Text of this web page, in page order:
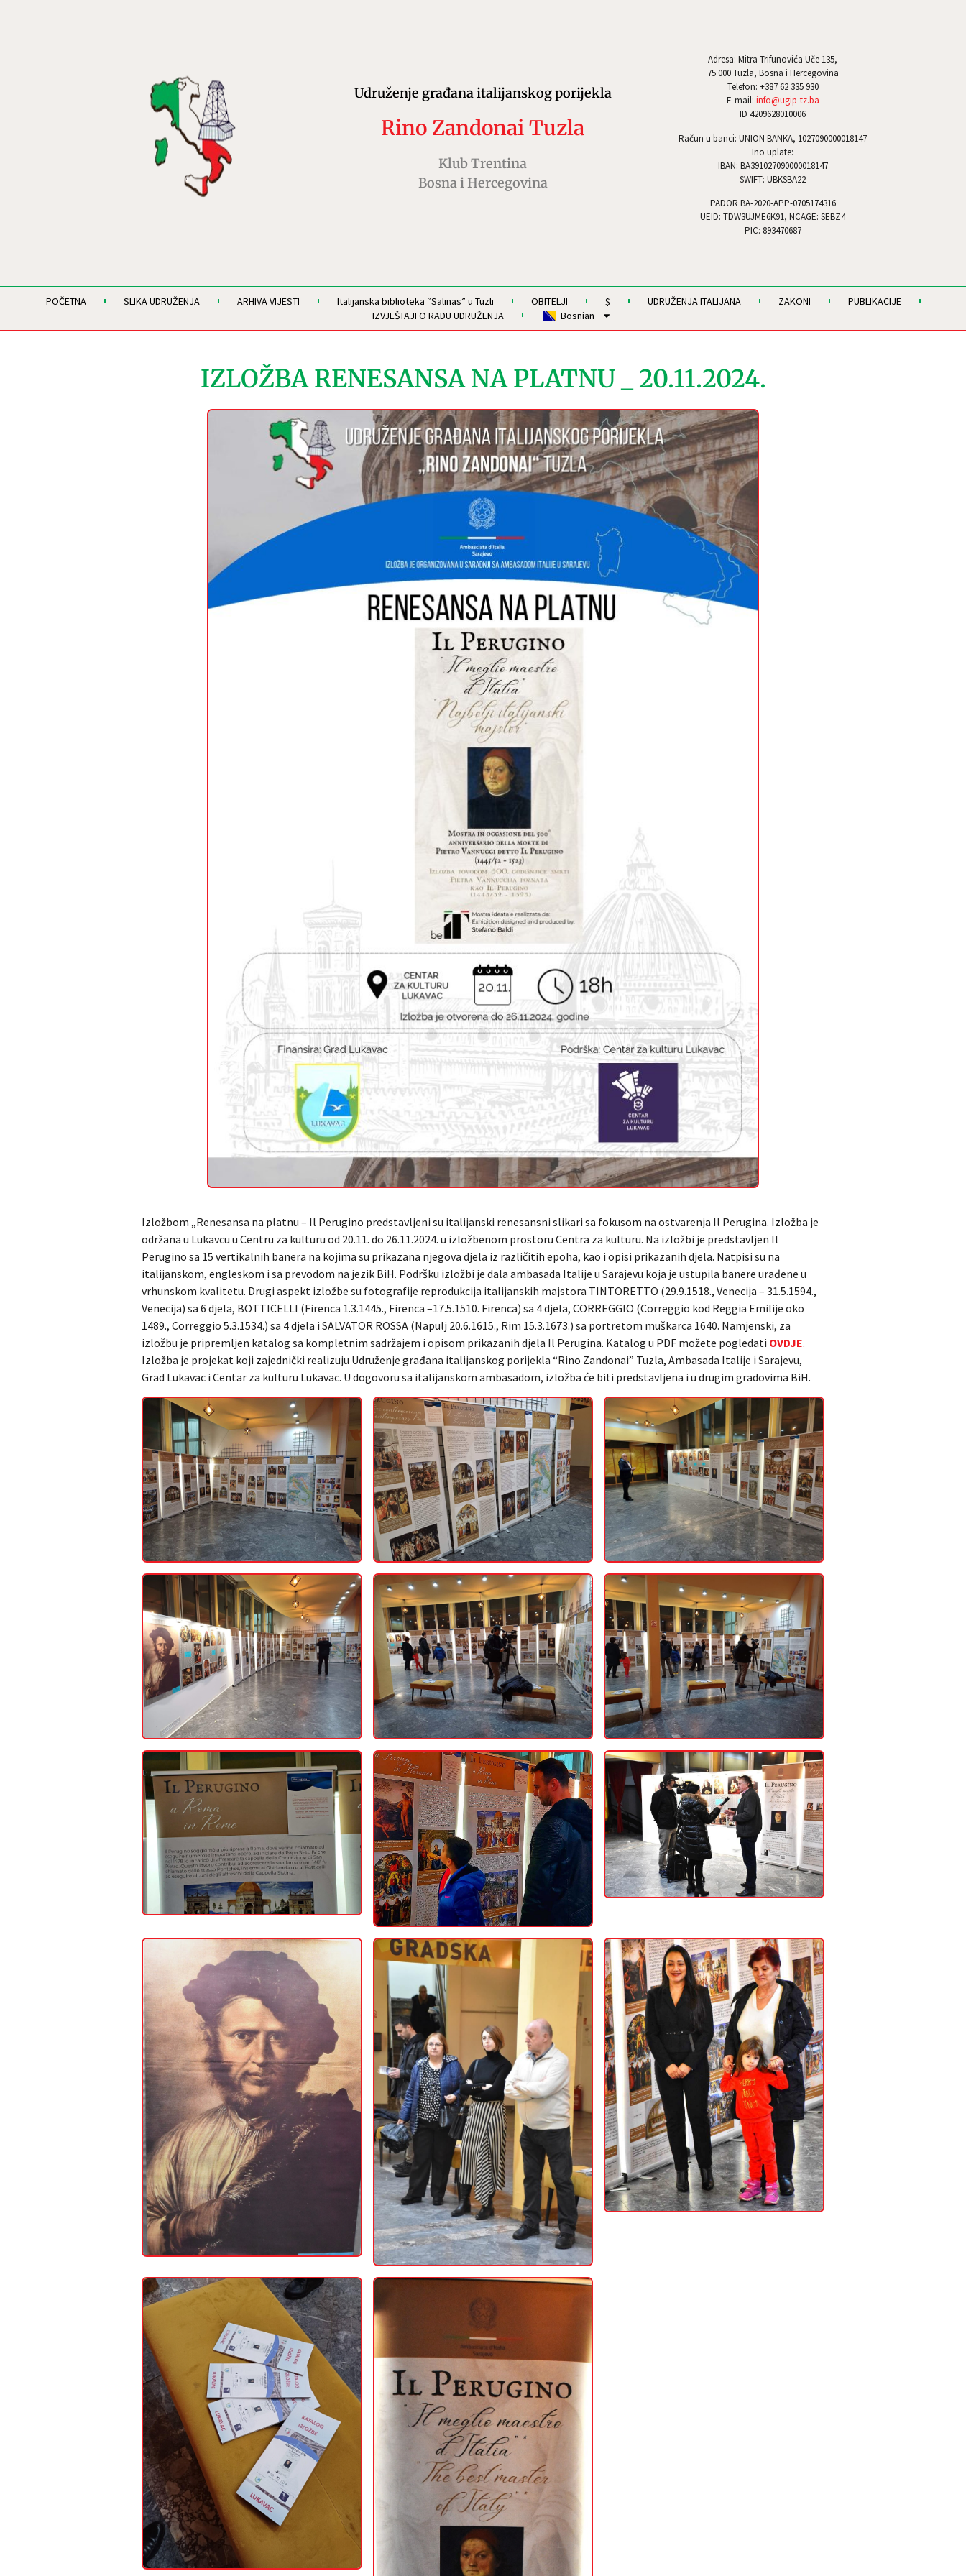
Udruženje građana italijanskog porijekla
Rino Zandonai Tuzla
Klub Trentina
Bosna i Hercegovina
Adresa: Mitra Trifunovića Uče 135,
75 000 Tuzla, Bosna i Hercegovina
Telefon: +387 62 335 930
E-mail: info@ugip-tz.ba
ID 4209628010006
Račun u banci: UNION BANKA, 1027090000018147
Ino uplate:
IBAN: BA391027090000018147
SWIFT: UBKSBA22
PADOR BA-2020-APP-0705174316
UEID: TDW3UJME6K91, NCAGE: SEBZ4
PIC: 893470687
POČETNA SLIKA UDRUŽENJA ARHIVA VIJESTI Italijanska biblioteka “Salinas” u Tuzli OBITELJI $ UDRUŽENJA ITALIJANA ZAKONI
PUBLIKACIJE
IZVJEŠTAJI O RADU UDRUŽENJA
Bosnian
IZLOŽBA RENESANSA NA PLATNU _ 20.11.2024.
Izložbom „Renesansa na platnu – Il Perugino predstavljeni su italijanski renesansni slikari sa fokusom na ostvarenja Il Perugina. Izložba je
održana u Lukavcu u Centru za kulturu od 20.11. do 26.11.2024. u izložbenom prostoru Centra za kulturu. Na izložbi je predstavljen Il
Perugino sa 15 vertikalnih banera na kojima su prikazana njegova djela iz različitih epoha, kao i opisi prikazanih djela. Natpisi su na
italijanskom, engleskom i sa prevodom na jezik BiH. Podršku izložbi je dala ambasada Italije u Sarajevu koja je ustupila banere urađene u
vrhunskom kvalitetu. Drugi aspekt izložbe su fotografije reprodukcija italijanskih majstora TINTORETTO (29.9.1518., Venecija – 31.5.1594.,
Venecija) sa 6 djela, BOTTICELLI (Firenca 1.3.1445., Firenca –17.5.1510. Firenca) sa 4 djela, CORREGGIO (Correggio kod Reggia Emilije oko
1489., Correggio 5.3.1534.) sa 4 djela i SALVATOR ROSSA (Napulj 20.6.1615., Rim 15.3.1673.) sa portretom muškarca 1640. Namjenski, za
izložbu je pripremljen katalog sa kompletnim sadržajem i opisom prikazanih djela Il Perugina. Katalog u PDF možete pogledati OVDJE.
Izložba je projekat koji zajednički realizuju Udruženje građana italijanskog porijekla “Rino Zandonai” Tuzla, Ambasada Italije i Sarajevu,
Grad Lukavac i Centar za kulturu Lukavac. U dogovoru sa italijanskom ambasadom, izložba će biti predstavljena i u drugim gradovima BiH.